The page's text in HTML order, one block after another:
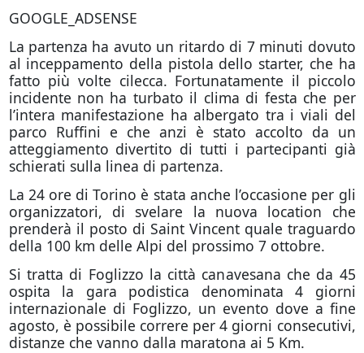
GOOGLE_ADSENSE
La partenza ha avuto un ritardo di 7 minuti dovuto
al inceppamento della pistola dello starter, che ha
fatto più volte cilecca. Fortunatamente il piccolo
incidente non ha turbato il clima di festa che per
l’intera manifestazione ha albergato tra i viali del
parco Ruffini e che anzi è stato accolto da un
atteggiamento divertito di tutti i partecipanti già
schierati sulla linea di partenza.
La 24 ore di Torino è stata anche l’occasione per gli
organizzatori, di svelare la nuova location che
prenderà il posto di Saint Vincent quale traguardo
della 100 km delle Alpi del prossimo 7 ottobre.
Si tratta di Foglizzo la città canavesana che da 45
ospita la gara podistica denominata 4 giorni
internazionale di Foglizzo, un evento dove a fine
agosto, è possibile correre per 4 giorni consecutivi,
distanze che vanno dalla maratona ai 5 Km.